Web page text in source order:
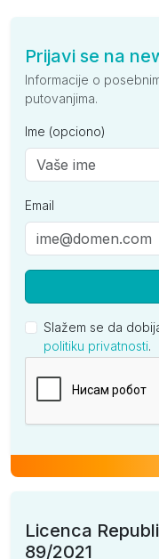
Prijavi se na
Informacije o
putovanjima.
Ime (opciono)
Email
Slažem se da
politiku privatnosti.
Licenca
89/2021